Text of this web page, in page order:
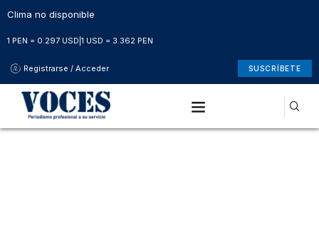
Clima no disponible
1 PEN = 0.297 USD 1 USD = 3.362 PEN
Registrarse / Acceder SUSCRÍBETE